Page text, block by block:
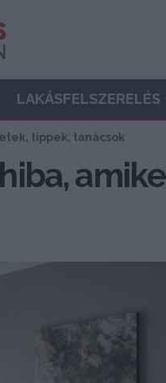
LAKÁSFELSZERELÉS
tippek, tanácsok